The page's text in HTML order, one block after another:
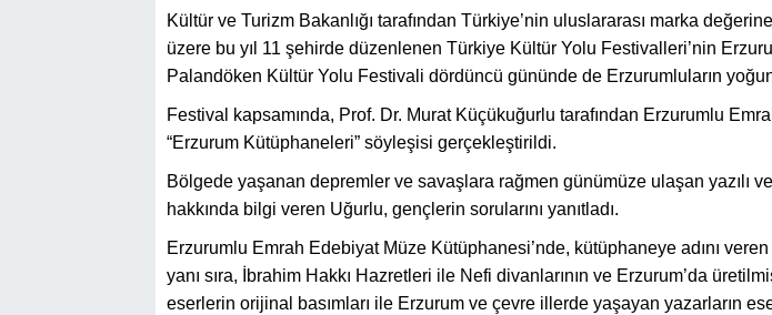
Kültür ve Turizm Bakanlığı tarafından Türkiye’nin uluslararası marka
üzere bu yıl 11 şehirde düzenlenen Türkiye Kültür Yolu Festivalleri’nin
Palandöken Kültür Yolu Festivali dördüncü gününde de Erzurumluların
Festival kapsamında, Prof. Dr. Murat Küçükuğurlu tarafından Erzurumlu
“Erzurum Kütüphaneleri” söyleşisi gerçekleştirildi.
Bölgede yaşanan depremler ve savaşlara rağmen günümüze ulaşan yazılı
hakkında bilgi veren Uğurlu, gençlerin sorularını yanıtladı.
Erzurumlu Emrah Edebiyat Müze Kütüphanesi’nde, kütüphaneye adını veren
yanı sıra, İbrahim Hakkı Hazretleri ile Nefi divanlarının ve Erzurum’da
eserlerin orijinal basımları ile Erzurum ve çevre illerde yaşayan yazarların